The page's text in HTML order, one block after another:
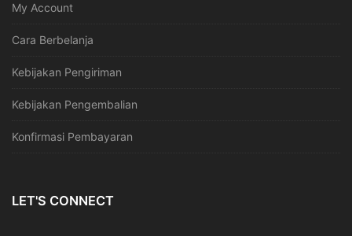
My Account
Cara Berbelanja
Kebijakan Pengiriman
Kebijakan Pengembalian
Konfirmasi Pembayaran
LET'S CONNECT